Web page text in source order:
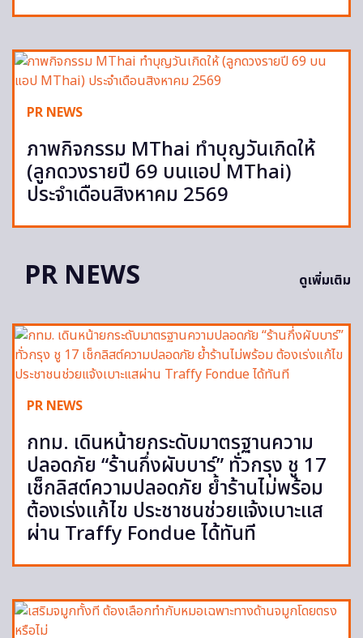
PR NEWS
ภาพกิจกรรม MThai ทำบุญวันเกิดให้
(ลูกดวงรายปี 69 บนแอป MThai)
ประจำเดือนสิงหาคม 2569
PR NEWS ดูเพิ่มเติม
PR NEWS
กทม. เดินหน้ายกระดับมาตรฐานความ
ปลอดภัย “ร้านกึ่งผับบาร์” ทั่วกรุง ชู 17
เช็กลิสต์ความปลอดภัย ย้ำร้านไม่พร้อม
ต้องเร่งแก้ไข ประชาชนช่วยแจ้งเบาะแส
ผ่าน Traffy Fondue ได้ทันที